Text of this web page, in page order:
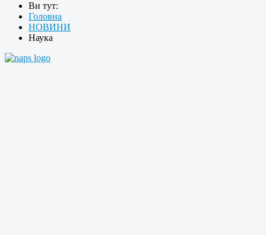
Ви тут:
Головна
НОВИНИ
Наука